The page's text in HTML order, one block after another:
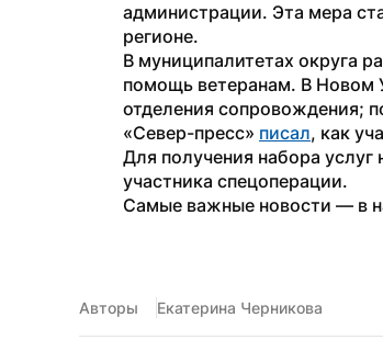
администрации. Эта мера
регионе.
В муниципалитетах округа
помощь ветеранам. В Новом
отделения сопровождения;
«Север-пресс» писал, как
Для получения набора
участника спецоперации.
Самые важные новости — в
Авторы Екатерина Черникова